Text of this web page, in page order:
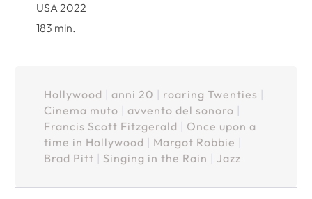
USA 2022
183 min.
Hollywood anni 20 roaring Twenties
Cinema muto
avvento del sonoro
Francis Scott Fitzgerald
Once upon a
time in Hollywood
Margot Robbie
Brad Pitt
Singing in the Rain Jazz